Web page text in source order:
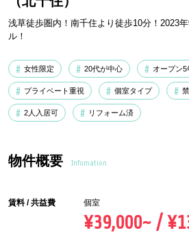
浅草徒歩圏内！南千住より徒歩10分！2023
ル！
女性限定 20代が中心 オープン5
プライベート重視 個室タイプ
2人入居可 リフォーム済
物件概要 Infomation
賃料 / 共益費 個室
¥39,000~ /